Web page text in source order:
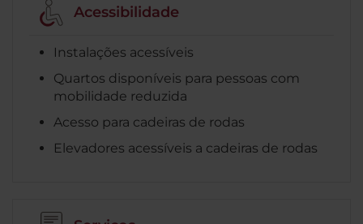
Acessibilidade
Instalações acessíveis
Quartos disponíveis para pessoas com
mobilidade reduzida
Acesso para cadeiras de rodas
Elevadores acessíveis a cadeiras de rodas